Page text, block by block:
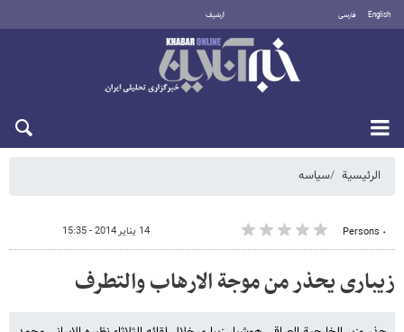
English فارسی أرشيف
الرئيسية سیاسه
٠ Persons 14 يناير 2014 - 15:35
زیباری یحذر من موجة الارهاب والتطرف